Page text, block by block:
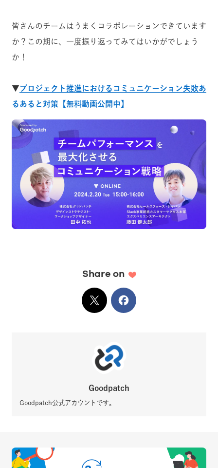
皆さんのチームはうまくコラボレーションできています
か？この期に、一度振り返ってみてはいかがでしょう
か！
▼プロジェクト推進におけるコミュニケーション失敗あ
るあると対策【無料動画公開中】
Share on
XでシェアFacebook
Goodpatch
Goodpatch公式アカウントです。